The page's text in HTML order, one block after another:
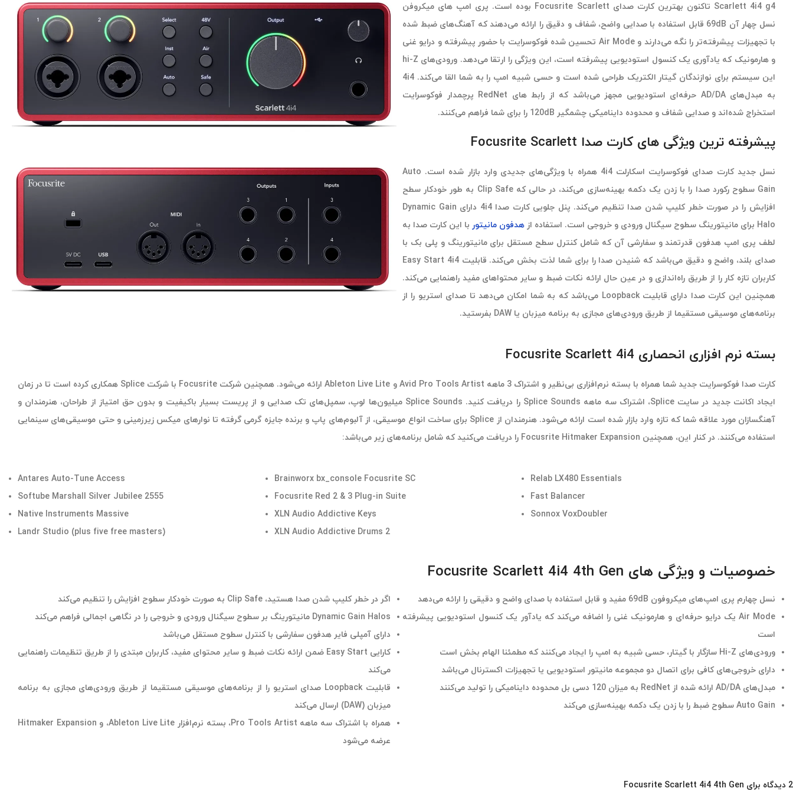
Scarlett 4i4 g4 تاکنون بهترین کارت صدای Focusrite Scarlett بوده است. پری امپ های میکروفن
نسل چهار آن 69dB قابل استفاده با صدایی واضح، شفاف و دقیق را ارائه می‌دهند که آهنگ‌های ضبط شده
با تجهیزات پیشرفته‌تر را نگه می‌دارند و Air Mode تحسین شده فوکوسرایت با حضور پیشرفته و درایو غنی
و هارمونیک که یادآوری یک کنسول استودیویی پیشرفته است، این ویژگی را ارتقا می‌دهد. ورودی‌های hi-Z
این سیستم برای نوازندگان گیتار الکتریک طراحی شده است و حسی شبیه امپ را به شما القا می‌کند. 4i4
به مبدل‌های AD/DA حرفه‌ای استودیویی مجهز می‌باشد که از رابط های RedNet پرچمدار فوکوسرایت
استخراج شده‌اند و صدایی شفاف و محدوده داینامیکی چشمگیر 120dB را برای شما فراهم می‌کنند.
پیشرفته ترین ویژگی های کارت صدا Focusrite Scarlett
نسل جدید کارت صدای فوکوسرایت اسکارلت 4i4 همراه با ویژگی‌های جدیدی وارد بازار شده است. Auto
Gain سطوح رکورد صدا را با زدن یک دکمه بهینه‌سازی می‌کند، در حالی که Clip Safe به طور خودکار سطح
افزایش را در صورت خطر کلیپ شدن صدا تنظیم می‌کند. پنل جلویی کارت صدا 4i4 دارای Dynamic Gain
Halo برای مانیتورینگ سطوح سیگنال ورودی و خروجی است. استفاده از
هدفون مانیتور با این کارت صدا به
لطف پری امپ هدفون قدرتمند و سفارشی آن که شامل کنترل سطح مستقل برای مانیتورینگ و پلی بک با
صدای بلند، واضح و دقیق می‌باشد که شنیدن صدا را برای شما لذت بخش می‌کند. قابلیت Easy Start 4i4
کاربران تازه کار را از طریق راه‌اندازی و در عین حال ارائه نکات ضبط و سایر محتواهای مفید راهنمایی می‌کند.
همچنین این کارت صدا دارای قابلیت Loopback می‌باشد که به شما امکان می‌دهد تا صدای استریو را از
برنامه‌های موسیقی مستقیما از طریق ورودی‌های مجازی به برنامه میزبان یا DAW بفرستید.
بسته نرم افزاری انحصاری Focusrite Scarlett 4i4
کارت صدا فوکوسرایت جدید شما همراه با بسته نرم‌افزاری بی‌نظیر و اشتراک 3 ماهه Avid Pro Tools Artist و Ableton Live Lite ارائه می‌شود. همچنین شرکت Focusrite با شرکت Splice همکاری کرده است تا در زمان
ایجاد اکانت جدید در سایت Splice، اشتراک سه ماهه Splice Sounds را دریافت کنید. Splice Sounds میلیون‌ها لوپ، سمپل‌های تک صدایی و از پریست بسیار باکیفیت و بدون حق امتیاز از طراحان، هنرمندان و
آهنگسازان مورد علاقه شما که تازه وارد بازار شده است ارائه می‌شود. هنرمندان از Splice برای ساخت انواع موسیقی، از آلبوم‌های پاپ و برنده جایزه گرمی گرفته تا نوارهای میکس زیرزمینی و حتی موسیقی‌های سینمایی
استفاده می‌کنند. در کنار این، همچنین Focusrite Hitmaker Expansion را دریافت می‌کنید که شامل برنامه‌های زیر می‌باشد:
Relab LX480 Essentials
Fast Balancer
Sonnox VoxDoubler
Brainworx bx_console Focusrite SC
Focusrite Red 2 & 3 Plug-in Suite
XLN Audio Addictive Keys
XLN Audio Addictive Drums 2
Antares Auto-Tune Access
Softube Marshall Silver Jubilee 2555
Native Instruments Massive
Landr Studio (plus five free masters)
خصوصیات و ویژگی های Focusrite Scarlett 4i4 4th Gen
نسل چهارم پری امپ‌های میکروفون 69dB مفید و قابل استفاده با صدای واضح و دقیقی را ارائه می‌دهد
Air Mode یک درایو حرفه‌ای و هارمونیک غنی را اضافه می‌کند که یادآور یک کنسول استودیویی پیشرفته
است
ورودی‌های Hi-Z سازگار با گیتار، حسی شبیه به امپ را ایجاد می‌کنند که مطمئنا الهام بخش است
دارای خروجی‌های کافی برای اتصال دو مجموعه مانیتور استودیویی یا تجهیزات اکسترنال می‌باشد
مبدل‌های AD/DA ارائه شده از RedNet به میزان 120 دسی بل محدوده داینامیکی را تولید می‌کنند
Auto Gain سطوح ضبط را با زدن یک دکمه بهینه‌سازی می‌کند
اگر در خطر کلیپ شدن صدا هستید، Clip Safe به صورت خودکار سطوح افزایش را تنظیم می‌کند
Dynamic Gain Halos مانیتورینگ بر سطوح سیگنال ورودی و خروجی را در نگاهی اجمالی فراهم می‌کند
دارای آمپلی فایر هدفون سفارشی با کنترل سطوح مستقل می‌باشد
کارایی Easy Start ضمن ارائه نکات ضبط و سایر محتوای مفید، کاربران مبتدی را از طریق تنظیمات راهنمایی
می‌کند
قابلیت Loopback صدای استریو را از برنامه‌های موسیقی مستقیما از طریق ورودی‌های مجازی به برنامه
میزبان (DAW) ارسال می‌کند
همراه با اشتراک سه ماهه Pro Tools Artist، بسته نرم‌افزار Ableton Live Lite، و Hitmaker Expansion
عرضه می‌شود
2 دیدگاه برای Focusrite Scarlett 4i4 4th Gen